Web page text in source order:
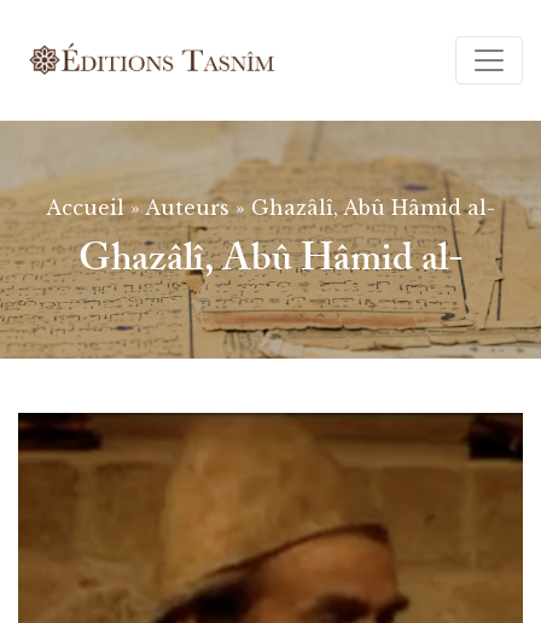
Accueil» Auteurs » Ghazâlî, Abû Hâmid al-
Ghazâlî, Abû Hâmid al-